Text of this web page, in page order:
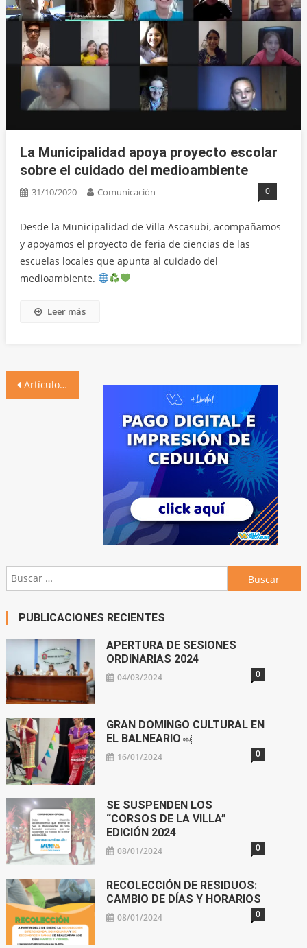
La Municipalidad apoya proyecto escolar
sobre el cuidado del medioambiente
31/10/2020 Comunicación 0
Desde la Municipalidad de Villa Ascasubi, acompañamos
y apoyamos el proyecto de feria de ciencias de las
escuelas locales que apunta al cuidado del
medioambiente.
Leer más
Navegación
Artículos antiguos
Buscar:
PUBLICACIONES RECIENTES
APERTURA DE SESIONES
ORDINARIAS 2024
04/03/2024 0
GRAN DOMINGO CULTURAL EN
EL BALNEARIO￼
16/01/2024 0
SE SUSPENDEN LOS
“CORSOS DE LA VILLA”
EDICIÓN 2024
08/01/2024 0
RECOLECCIÓN DE RESIDUOS:
CAMBIO DE DÍAS Y HORARIOS
08/01/2024 0